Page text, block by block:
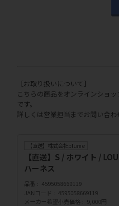
［お取り扱いについて］
こちらの商品をオンラインショ
です。
詳しくは営業担当までお問い合わ
【直送】株式会社plume
【直送】S / ホワイト /
ハーネス
品番
4595058669119
JANコード
4595058669119
メーカー希望小売価格
9,000円